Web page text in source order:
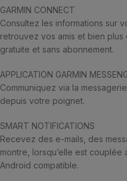
GARMIN CONNECT
Consultez les informations sur
retrouvez vos amis et bien
gratuite et sans abonnement.
APPLICATION GARMIN
Communiquez via la
depuis votre poignet.
SMART NOTIFICATIONS
Recevez des e-mails, des
montre, lorsqu’elle est
Android compatible.